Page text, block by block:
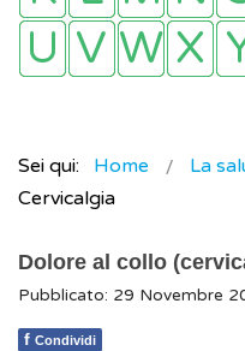
Sei qui: Home La
Cervicalgia
Dolore al collo
Pubblicato: 29 Novembre
f Condividi